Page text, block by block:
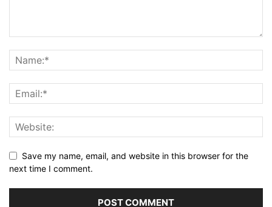
Save my name, email, and website in this browser for the
next time I comment.